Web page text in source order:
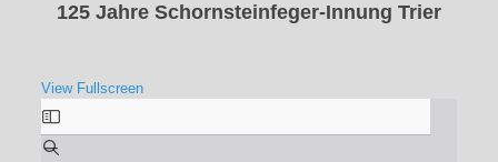
125 Jahre Schornsteinfeger-Innung Trier
View Fullscreen
Zum
PDF-
Inhalt